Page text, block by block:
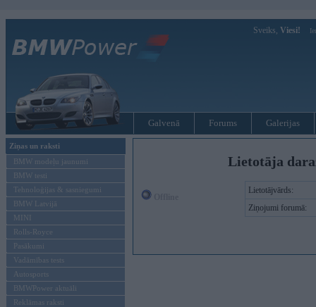
Sveiks, Viesi!
Galvenā Forums Galerijas
Ziņas un raksti
BMW modeļu jaunumi
BMW testi
Tehnoloģijas & sasniegumi
BMW Latvijā
MINI
Rolls-Royce
Pasākumi
Vadāmības tests
Autosports
BMWPower aktuāli
Reklāmas raksti
Lietotāja
Lietotājvārds:
Ziņojumi forumā: